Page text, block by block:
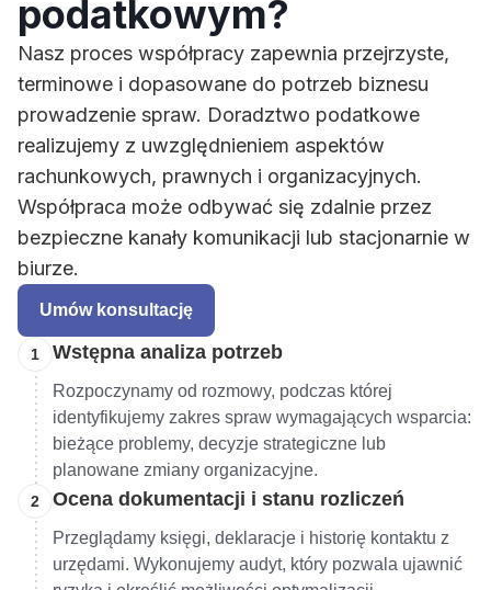
podatkowym?
Nasz proces współpracy zapewnia przejrzyste,
terminowe i dopasowane do potrzeb biznesu
prowadzenie spraw. Doradztwo podatkowe
realizujemy z uwzględnieniem aspektów
rachunkowych, prawnych i organizacyjnych.
Współpraca może odbywać się zdalnie przez
bezpieczne kanały komunikacji lub stacjonarnie w
biurze.
Umów konsultację
1 Wstępna analiza potrzeb
Rozpoczynamy od rozmowy, podczas której
identyfikujemy zakres spraw wymagających wsparcia:
bieżące problemy, decyzje strategiczne lub
planowane zmiany organizacyjne.
2 Ocena dokumentacji i stanu rozliczeń
Przeglądamy księgi, deklaracje i historię kontaktu z
urzędami. Wykonujemy audyt, który pozwala ujawnić